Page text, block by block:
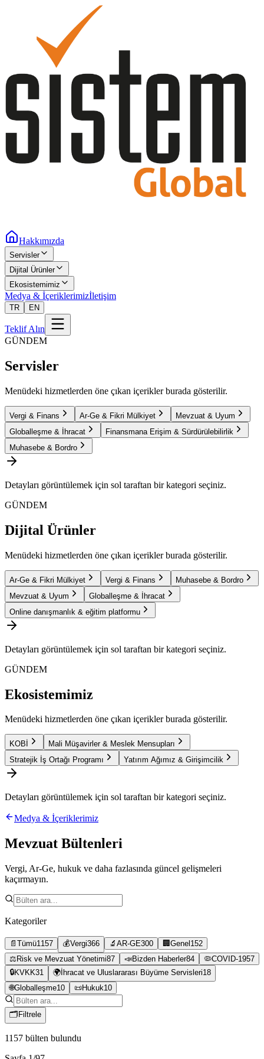
Hakkımızda
Servisler
Dijital Ürünler
Ekosistemimiz
Medya & İçeriklerimizİletişim
TR EN
Teklif Alın
GÜNDEM
Servisler
Menüdeki hizmetlerden öne çıkan içerikler burada gösterilir.
Vergi & Finans Ar-Ge & Fikri Mülkiyet
Mevzuat & Uyum
Globalleşme & İhracat
Finansmana Erişim & Sürdürülebilirlik
Muhasebe & Bordro
Detayları görüntülemek için sol taraftan bir kategori seçiniz.
GÜNDEM
Dijital Ürünler
Menüdeki hizmetlerden öne çıkan içerikler burada gösterilir.
Ar-Ge & Fikri Mülkiyet Vergi & Finans
Muhasebe & Bordro
Mevzuat & Uyum
Globalleşme & İhracat
Online danışmanlık & eğitim platformu
Detayları görüntülemek için sol taraftan bir kategori seçiniz.
GÜNDEM
Ekosistemimiz
Menüdeki hizmetlerden öne çıkan içerikler burada gösterilir.
KOBİ
Mali Müşavirler & Meslek Mensupları
Stratejik İş Ortağı Programı
Yatırım Ağımız & Girişimcilik
Detayları görüntülemek için sol taraftan bir kategori seçiniz.
Medya & İçeriklerimiz
Mevzuat Bültenleri
Vergi, Ar-Ge, hukuk ve daha fazlasında güncel gelişmeleri
kaçırmayın.
Kategoriler
📄 Tümü1157 💰Vergi366 🔬 AR-GE300 🏢 Genel 152
⚖️ Risk ve Mevzuat Yönetimi87 📣Bizden Haberler84 🦠COVID-1957
🔒KVKK31 🌍 İhracat ve Uluslararası Büyüme Servisleri18
🌐Globalleşme10 📜Hukuk10
🗂 Filtrele
1157 bülten bulundu